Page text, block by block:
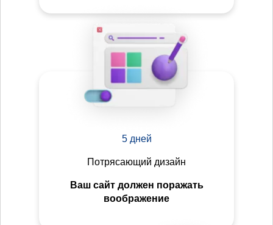
5 дней
Потрясающий дизайн
Ваш сайт должен поражать
воображение